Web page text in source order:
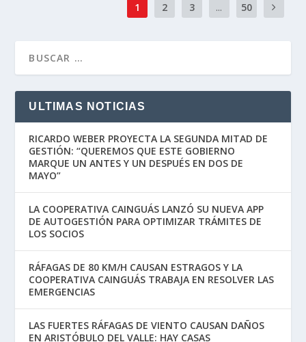
1 2 3 ... 50
ULTIMAS NOTICIAS
RICARDO WEBER PROYECTA LA SEGUNDA MITAD DE
GESTIÓN: “QUEREMOS QUE ESTE GOBIERNO
MARQUE UN ANTES Y UN DESPUÉS EN DOS DE
MAYO”
LA COOPERATIVA CAINGUÁS LANZÓ SU NUEVA APP
DE AUTOGESTIÓN PARA OPTIMIZAR TRÁMITES DE
LOS SOCIOS
RÁFAGAS DE 80 KM/H CAUSAN ESTRAGOS Y LA
COOPERATIVA CAINGUÁS TRABAJA EN RESOLVER LAS
EMERGENCIAS
LAS FUERTES RÁFAGAS DE VIENTO CAUSAN DAÑOS
EN ARISTÓBULO DEL VALLE: HAY CASAS